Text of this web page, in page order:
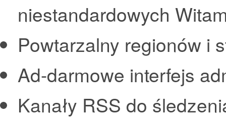
niestandardowych
Powtarzalny regionów i
Ad-darmowe interfejs
Kanały RSS do